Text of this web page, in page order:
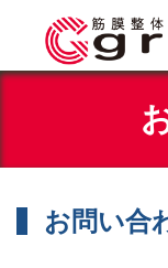
お問い合